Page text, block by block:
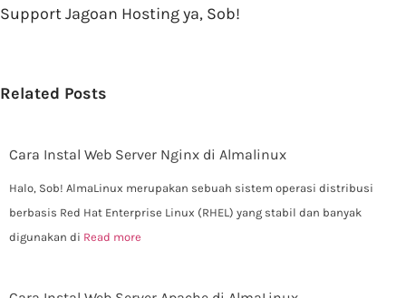
Support Jagoan Hosting ya, Sob!
Related Posts
Cara Instal Web Server Nginx di Almalinux
Halo, Sob! AlmaLinux merupakan sebuah sistem operasi distribusi
berbasis Red Hat Enterprise Linux (RHEL) yang stabil dan banyak
digunakan di Read more